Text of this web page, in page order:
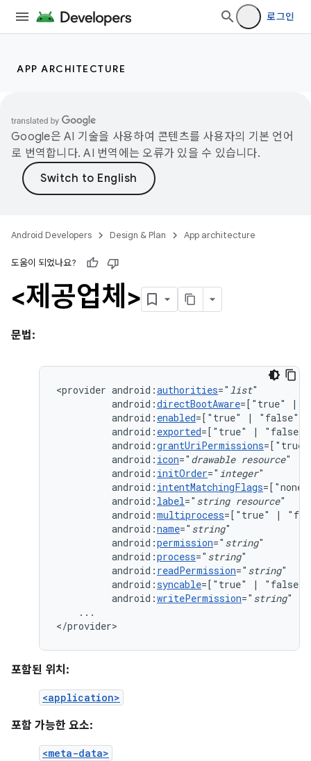
로그인
APP ARCHITECTURE
Google은 AI 기술을 사용하여 콘텐츠를 사용자의 기본 언어
로 번역합니다. AI 번역에는 오류가 있을 수 있습니다.
Android Developers Design & Plan App architecture
도움이 되었나요?
<제공업체>
문법:
<provider android:authorities=" list
android:directBootAware=["true"
|
android: enabled=["true" |
android: exported=["true" |
android:grantUriPermissions=["true"
android: icon=" drawable resource
android: initOrder=" integer
android: intentMatchingFlags=["none"
android: label=" string resource
android:multiprocess=["true"
|
android:name=" string
android:permission=" string
android:process=" string
android: readPermission=" string
android:syncable=["true" |
android:writePermission=" string"
...
</provider>
포함된 위치:
<application>
포함 가능한 요소:
<meta-data>